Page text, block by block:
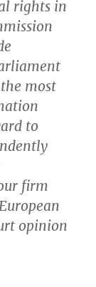
rights in
most
to
firm
opinion